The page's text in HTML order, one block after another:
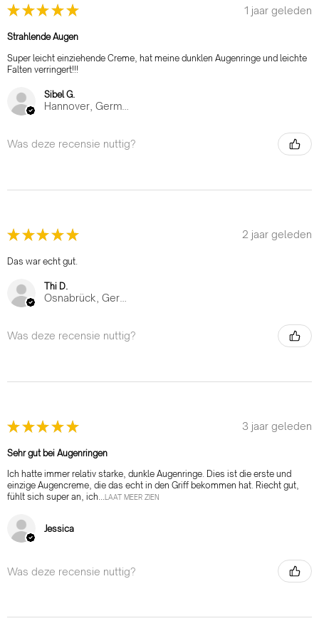
★ ★ ★ ★ ★ 1 jaar geleden
Strahlende Augen
Super leicht einziehende Creme, hat meine dunklen Augenringe und leichte
Falten verringert!!!
Sibel G.
Was deze recensie nuttig?
★ ★ ★ ★ ★ 2 jaar geleden
Das war echt gut.
Thi D.
Was deze recensie nuttig?
★ ★ ★ ★ ★ 3 jaar geleden
Sehr gut bei Augenringen
Ich hatte immer relativ starke, dunkle Augenringe. Dies ist die erste und
einzige Augencreme, die das echt in den Griff bekommen hat. Riecht gut,
fühlt sich super an, ich...LAAT MEER ZIEN
Jessica
Was deze recensie nuttig?